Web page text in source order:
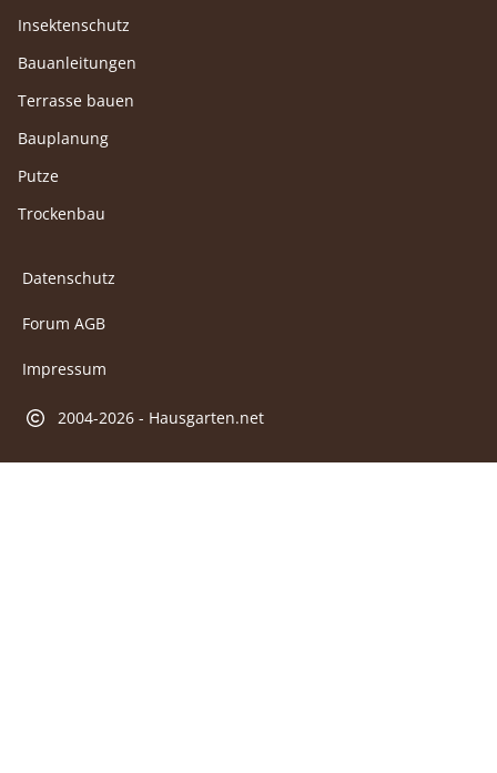
Insektenschutz
Bauanleitungen
Terrasse bauen
Bauplanung
Putze
Trockenbau
Datenschutz
Forum AGB
Impressum
2004-2026 - Hausgarten.net